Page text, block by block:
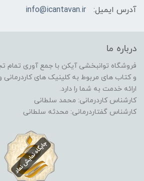
آدرس ایمیل:
info@icantavan.ir
درباره ما
فروشگاه توانبخشی آیکن با جمع آوری تمام
و کتاب های مربوط به کلینیک های کاردرمانی و
ارائه خدمت به شما را دارد.
کارشناس کاردرمانی: محمد سلطانی
کارشناس گفتاردرمانی: محدثه سلطانی